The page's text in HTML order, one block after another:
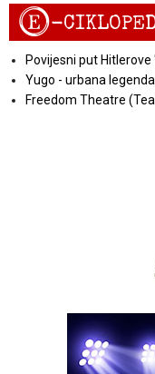
E-
Povijesni put Hitlerove
Yugo - urbana legenda
Freedom Theatre